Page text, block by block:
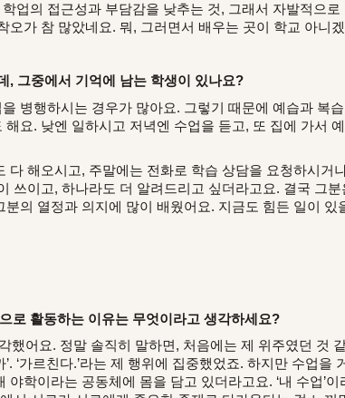
업의 접근성과 부담감을 낮추는 것, 그래서 자발적으
오가 참 많았네요. 뭐, 그러면서 배우는 곳이 학교 아니
, 그중에서 기억에 남는 학생이 있나요?
병행하시는 경우가 많아요. 그렇기 때문에 예습과 복
요. 낮엔 일하시고 저녁엔 수업을 듣고, 또 집에 가서
다 해오시고, 주말에는 전화로 학습 상담을 요청하시거
쓰이고, 하나라도 더 알려드리고 싶더라고요. 결국 그
의 열정과 의지에 많이 배웠어요. 지금도 힘든 일이 있
로 활동하는 이유는 무엇이라고 생각하세요?
했어요. 정말 솔직히 말하면, 처음에는 제 위주였던 것
‘가르친다.’라는 제 행위에 집중했었죠. 하지만 수업을
학이라는 공동체에 몸을 담고 있더라고요. ‘내 수업’